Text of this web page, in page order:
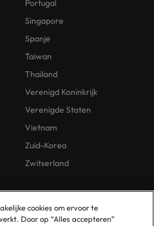
Portugal
Singapore
Spanje
Taiwan
Thailand
Verenigd Koninkrijk
Verenigde Staten
Vietnam
Zuid-Korea
Zwitserland
Vestigingen
cookies om ervoor te
Door op “Alles accepteren”